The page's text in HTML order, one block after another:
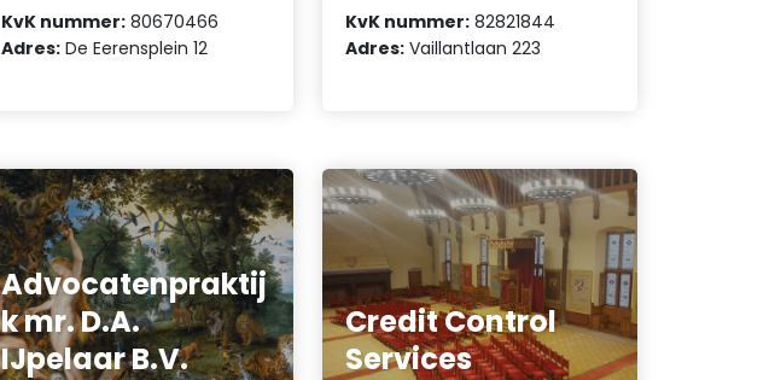
KvK nummer: 80670466
Adres: De Eerensplein 12
KvK nummer: 82821844
Adres: Vaillantlaan 223
Advocatenpraktij
k mr. D.A.
IJpelaar B.V.
Credit Control
Services